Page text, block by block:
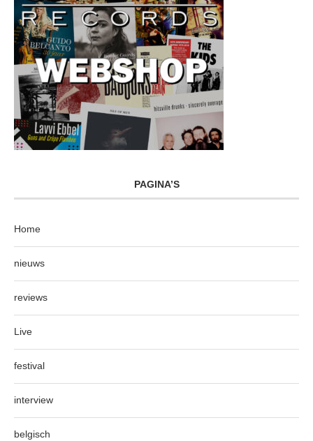
PAGINA’S
Home
nieuws
reviews
Live
festival
interview
belgisch